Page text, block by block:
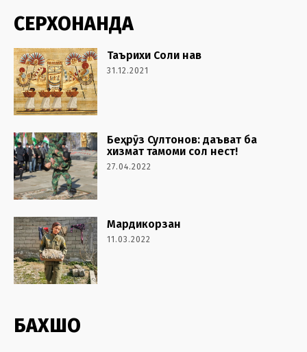
СЕРХОНАНДА
Таърихи Соли нав
31.12.2021
Беҳрӯз Султонов: даъват ба
хизмат тамоми сол нест!
27.04.2022
Мардикорзан
11.03.2022
БАХШҲО